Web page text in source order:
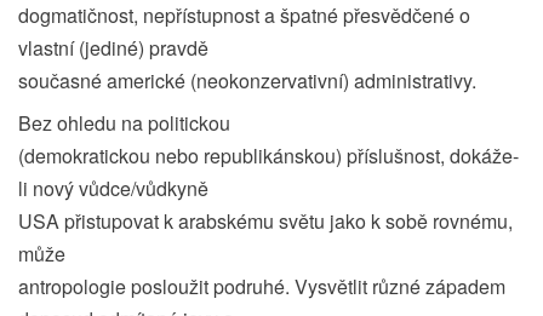
dogmatičnost, nepřístupnost a špatné přesvědčené o
vlastní (jediné) pravdě
současné americké (neokonzervativní) administrativy.
Bez ohledu na politickou
(demokratickou nebo republikánskou) příslušnost, dokáže-
li nový vůdce/vůdkyně
USA přistupovat k arabskému světu jako k sobě rovnému,
může
antropologie posloužit podruhé. Vysvětlit různé západem